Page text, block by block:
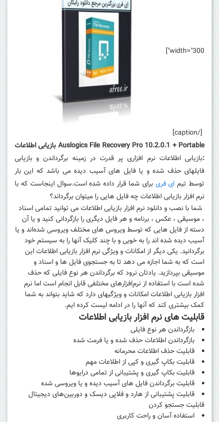
width="300"]
[/caption]
Auslogics File Recovery Pro 10.2.0.1 + Portable بازیابی اطلاعات
:بازیابی اطلاعات نرم افزاری پر قدرت در زمینه برگرداندن و بازیابی
فایلهای حذف شده و یا فایل های آسیب دیده می باشد که این بار
توسط تیم ای فری برای شما قرار داده شده است.سوال اینجاست که با
نرم افزار بازیابی اطلاعات چه فایل هایی را میتوان برگرداند؟
شما با نصب و دانلود نرم افزار بازیابی اطلاعات می توانید تمامی اسناد
، موسیقی ، عکس ، برنامه و هر فایل دیگری را بازگردانی کنید و یا آن
دسته از فایل هایی که توسط ویروس های مختلف ویروسی شده‌اند و یا
آسیب دیده شده اند را به خوبی و با چند کلیک آنها را به سیستم خود
برگردانید. یکی دیگر از امکانات و ویژگی نرم افزار بازیابی اطلاعات این
است که به شما اجازه می دهد تا به جستجوی فایل ها و اسناد و
موسیقی بپردازید. یادتان نرود که برگرداندن هر نوع فایلی که حذف
شده است با استفاده از نرم‌افزارهای مختلفی قابل انجام است اما نرم
افزار بازیابی اطلاعات امکانات و ویژگیهای دارد که شاید بتواند به شما
کمک بیشتری کند که آنها را در ادامه لیست کرده ایم.
قابلیت های نرم افزار بازیابی اطلاعات
بازگرداندن هر نوع فایلی
بازگرداندن اطلاعات حذف شده و یا فرمت شده
قابلیت حذف اطلاعات محرمانه
قابلیت بکاپ گیری و کپی از اطلاعات مهم
قابلیت بکاپ گیری و پشتیبانی از تمامی درایوها
قابلیت برگرداندن فایل های آسیب دیده و یا ویروسی شده
قابلیت پشتیبانی از هارد و فلاپی دیسک و دوربین‌های دیجیتال
قابلیت جستجو کردن
استفاده آسان و راحت کاربری